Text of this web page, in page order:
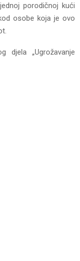
porodičnoj kući
osobe koja je ovo
djela „Ugrožavanje